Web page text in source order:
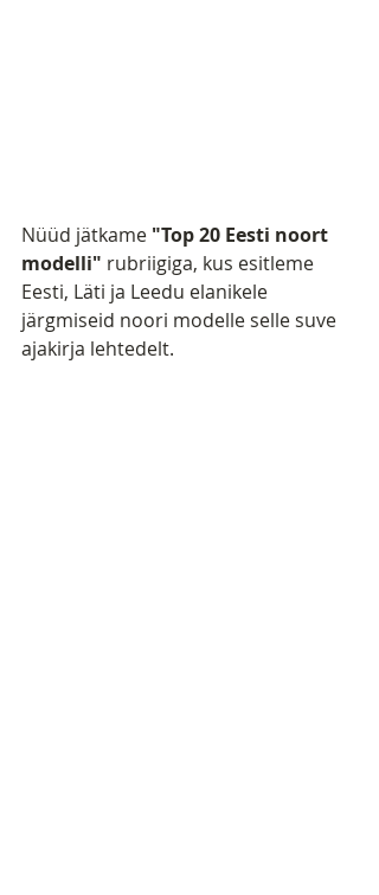
Nüüd jätkame "Top 20 Eesti noort
modelli" rubriigiga, kus esitleme
Eesti, Läti ja Leedu elanikele
järgmiseid noori modelle selle suve
ajakirja lehtedelt.